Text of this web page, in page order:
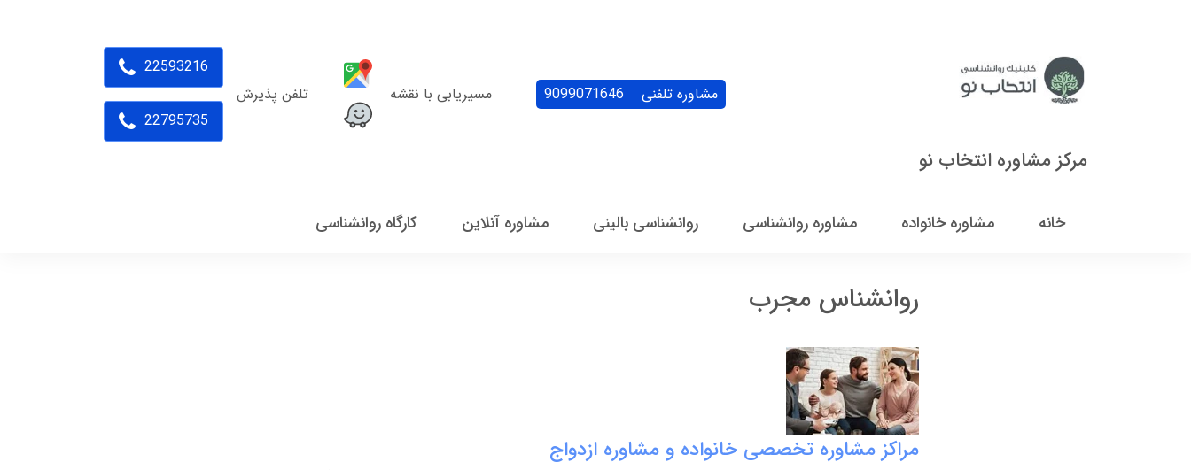
مرکز مشاوره انتخاب نو
مشاوره تلفنی 9099071646 مسیریابی با نقشه تلفن پذیرش
22593216
22795735
خانه مشاوره خانواده مشاوره روانشناسی روانشناسی بالینی مشاوره آنلاین کارگاه روانشناسی
روانشناس مجرب
مراکز مشاوره تخصصی خانواده و مشاوره ازدواج